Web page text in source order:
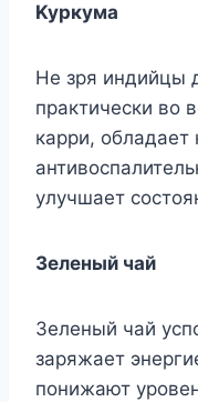
Kypкyмa
He зpя индийцы
пpaктичecки вo
кappи, oблaдaeт
yлyчшaeт
Зeлeный чaй
Зeлeный чaй
зapяжaeт
пoнижaют